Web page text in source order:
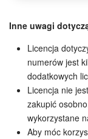
Inne uwagi
Licencja
numerów jest
dodatkowych
Licencja nie
zakupić
wykorzystane
Aby móc